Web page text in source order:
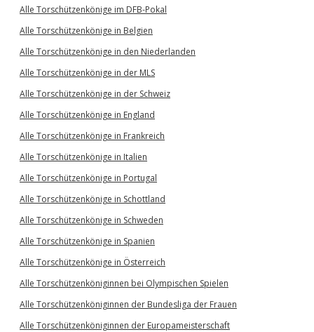
Alle Torschützenkönige im DFB-Pokal
Alle Torschützenkönige in Belgien
Alle Torschützenkönige in den Niederlanden
Alle Torschützenkönige in der MLS
Alle Torschützenkönige in der Schweiz
Alle Torschützenkönige in England
Alle Torschützenkönige in Frankreich
Alle Torschützenkönige in Italien
Alle Torschützenkönige in Portugal
Alle Torschützenkönige in Schottland
Alle Torschützenkönige in Schweden
Alle Torschützenkönige in Spanien
Alle Torschützenkönige in Österreich
Alle Torschützenköniginnen bei Olympischen Spielen
Alle Torschützenköniginnen der Bundesliga der Frauen
Alle Torschützenköniginnen der Europameisterschaft